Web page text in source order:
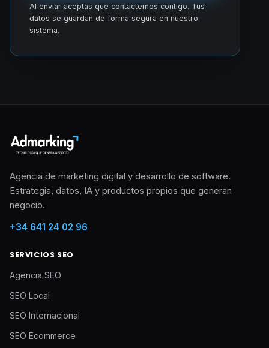
Al enviar aceptas que contactemos contigo. Tus
datos se guardan de forma segura en nuestro
sistema.
Agencia de marketing digital y desarrollo de software.
Estrategia, datos, IA y productos propios que generan
negocio.
+34 641 24 02 96
SERVICIOS SEO
Agencia SEO
SEO Local
SEO Internacional
SEO Ecommerce